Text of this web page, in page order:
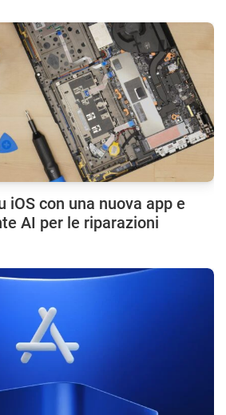
iOS con una nuova app e
AI per le riparazioni